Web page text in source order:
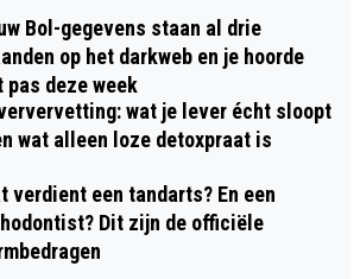
Bol-gegevens staan al drie
op het darkweb en je hoorde
pas deze week
wat je lever écht sloopt
wat alleen loze detoxpraat is
verdient een tandarts? En een
Dit zijn de officiële